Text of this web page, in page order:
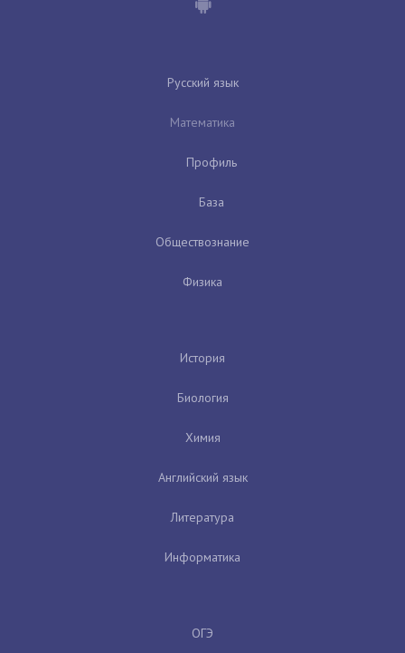
Русский язык
Математика
Профиль
База
Обществознание
Физика
История
Биология
Химия
Английский язык
Литература
Информатика
ОГЭ